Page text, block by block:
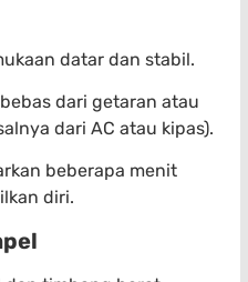
datar dan stabil.
dari getaran atau
dari AC atau kipas).
beberapa menit
diri.